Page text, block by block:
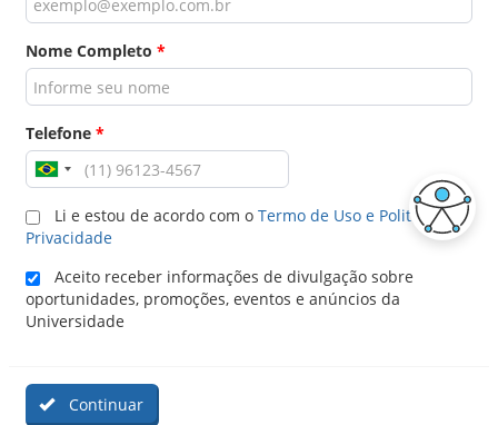
Nome Completo *
Telefone *
Li e estou de acordo com o Termo de Uso e Politica de
Privacidade
Aceito receber informações de divulgação sobre
oportunidades, promoções, eventos e anúncios da
Universidade
Continuar